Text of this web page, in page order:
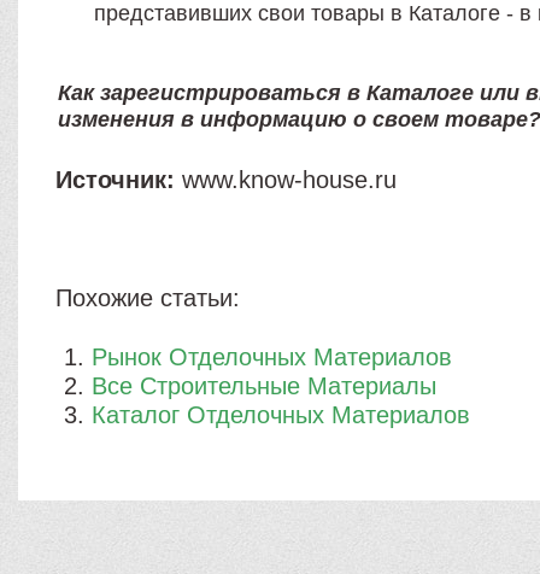
представивших свои товары в Каталоге -
Как зарегистрироваться в Каталоге или
изменения в информацию о своем
Источник: www.know-house.ru
Похожие статьи:
Рынок Отделочных Материалов
Все Строительные Материалы
Каталог Отделочных Материалов